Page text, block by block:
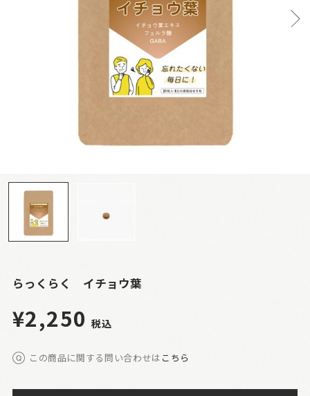
らっくらく イチョウ葉
¥2,250 税込
この商品に関する問い合わせは こちら